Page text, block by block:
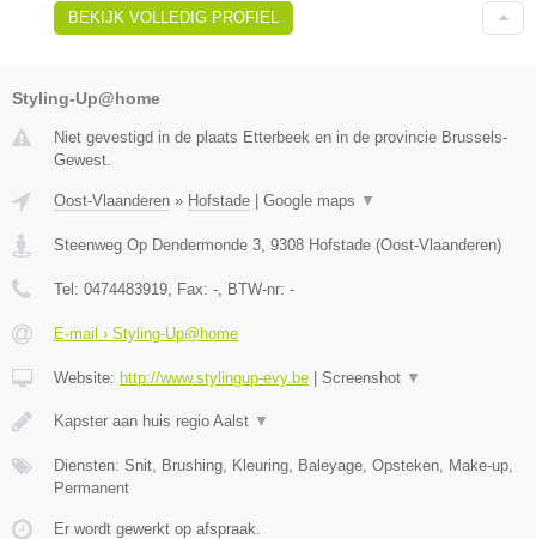
BEKIJK VOLLEDIG PROFIEL
Styling-Up@home
Niet gevestigd in de plaats Etterbeek en in de provincie Brussels-
Gewest.
Oost-Vlaanderen » Hofstade | Google maps ▼
Steenweg Op Dendermonde 3 9308 Hofstade (Oost-Vlaanderen)
Tel: 0474483919 , Fax: - , BTW-nr: -
E-mail › Styling-Up@home
Website: http://www.stylingup-evy.be | Screenshot ▼
Kapster aan huis regio Aalst ▼
Diensten: Snit, Brushing, Kleuring, Baleyage, Opsteken, Make-up,
Permanent
Er wordt gewerkt op afspraak.